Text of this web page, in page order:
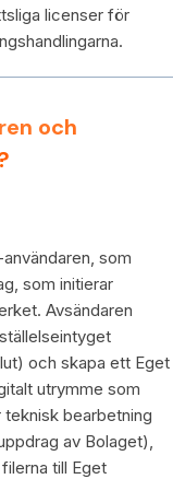
licenser för
och
som
som initierar
Avsändaren
och skapa ett Eget
utrymme som
teknisk bearbetning
av Bolaget),
till Eget